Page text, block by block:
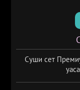
Суши сет